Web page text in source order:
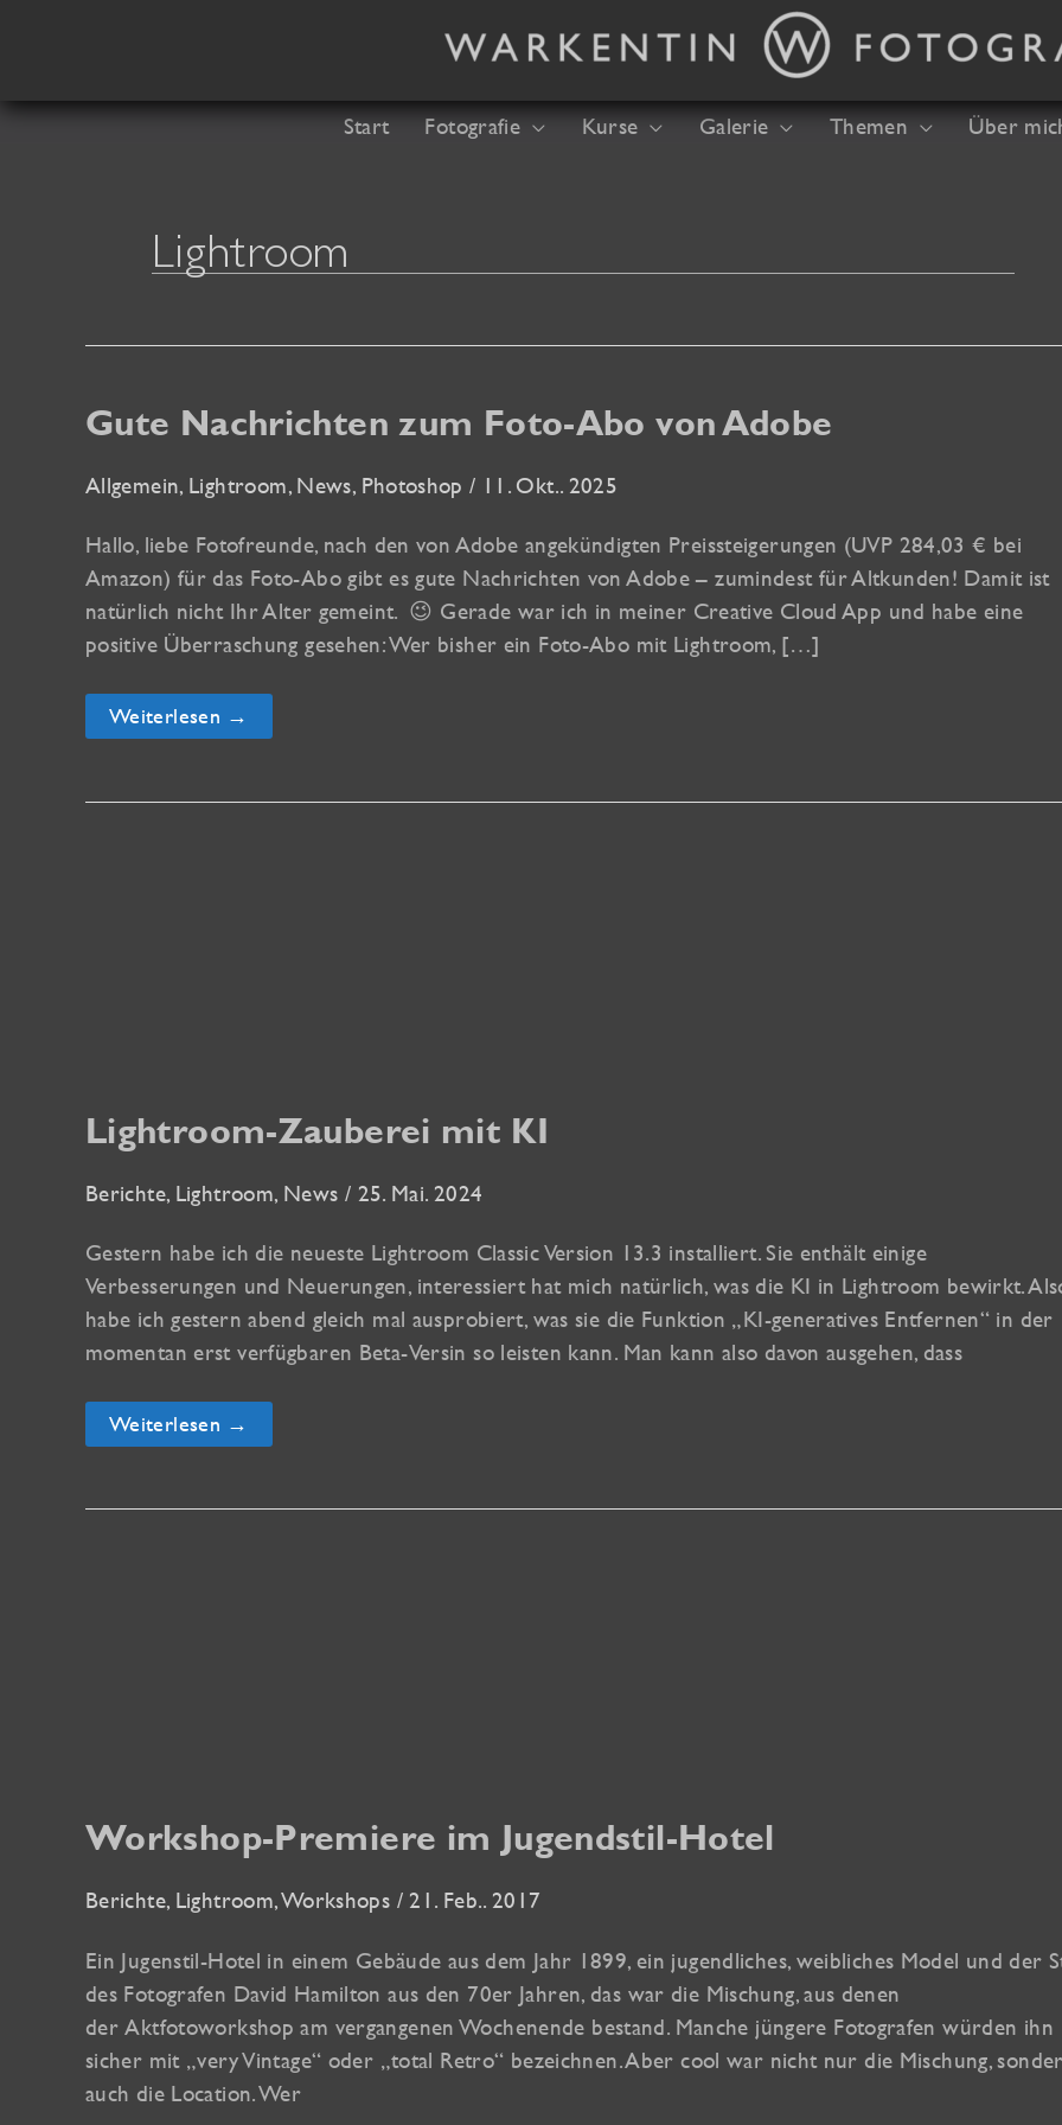
Start Fotografie Kurse Galerie Themen Über
Lightroom
Gute Nachrichten zum Foto-Abo von Adobe
Allgemein, Lightroom, News, Photoshop / 11. Okt.. 2025
Hallo, liebe Fotofreunde, nach den von Adobe angekündigten Preissteigerungen (UVP 284,03 € bei
Amazon) für das Foto-Abo gibt es gute Nachrichten von Adobe – zumindest für Altkunden! Damit ist
natürlich nicht Ihr Alter gemeint. 😉 Gerade war ich in meiner Creative Cloud App und habe eine
positive Überraschung gesehen: Wer bisher ein Foto-Abo mit Lightroom, […]
Gute
Nachrichten
Abo
Weiterlesen →
Lightroom-Zauberei mit KI
Berichte, Lightroom, News / 25. Mai. 2024
Gestern habe ich die neueste Lightroom Classic Version 13.3 installiert. Sie enthält einige
Verbesserungen und Neuerungen, interessiert hat mich natürlich, was die KI in Lightroom bewirkt.
habe ich gestern abend gleich mal ausprobiert, was sie die Funktion „KI-generatives Entfernen“ in der
momentan erst verfügbaren Beta-Versin so leisten kann. Man kann also davon ausgehen, dass
Lightroom-
Zauberei
Weiterlesen →
Workshop-Premiere im Jugendstil-Hotel
Berichte, Lightroom,Workshops / 21. Feb.. 2017
Ein Jugenstil-Hotel in einem Gebäude aus dem Jahr 1899, ein jugendliches, weibliches Model und der
des Fotografen David Hamilton aus den 70er Jahren, das war die Mischung, aus denen
der Aktfotoworkshop am vergangenen Wochenende bestand. Manche jüngere Fotografen würden ihn
sicher mit „very Vintage“ oder „total Retro“ bezeichnen. Aber cool war nicht nur die Mischung,
auch die Location. Wer